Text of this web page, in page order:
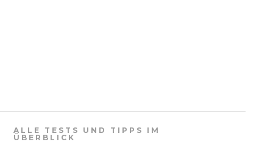
ALLE TESTS UND TIPPS IM
ÜBERBLICK